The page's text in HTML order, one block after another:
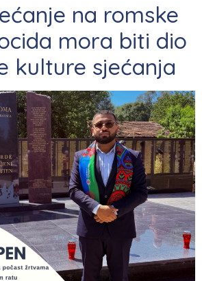
na romske
mora biti dio
kulture sjećanja